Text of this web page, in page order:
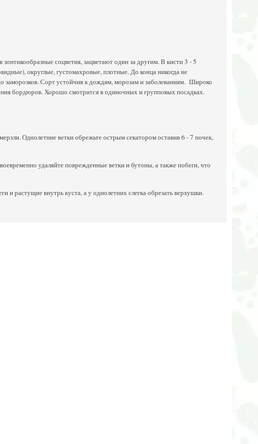
соцветия, зацветают один за другим. В кисти 3 - 5
округлые, густомахровые, плотные. До конца никогда не
Сорт устойчив к дождям, морозам и заболеваниям. Широко
бордюров. Хорошо смотрится в одиночных и групповых посадках.
Однолетние ветки обрежьте острым секатором оставив 6 - 7 почек,
удаляйте поврежденные ветки и бутоны, а также побеги, что
растущие внутрь куста, а у однолетних слегка обрезать верхушки.